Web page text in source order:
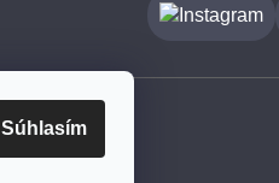
Súhlasím